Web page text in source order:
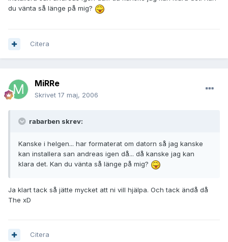
du vänta så länge på mig?
Citera
MiRRe
Skrivet 17 maj, 2006
rabarben skrev:
Kanske i helgen... har formaterat om datorn så jag kanske
kan installera san andreas igen då... då kanske jag kan
klara det. Kan du vänta så länge på mig?
Ja klart tack så jätte mycket att ni vill hjälpa. Och tack ändå då
The xD
Citera